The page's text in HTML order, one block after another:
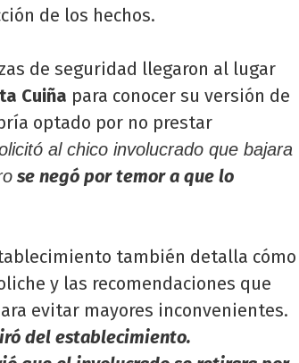
de los hechos.
de seguridad llegaron al lugar
Cuiña para conocer su versión de
optado por no prestar
al chico involucrado que bajara
se negó por temor a que lo
también detalla cómo
y las recomendaciones que
evitar mayores inconvenientes.
del establecimiento.